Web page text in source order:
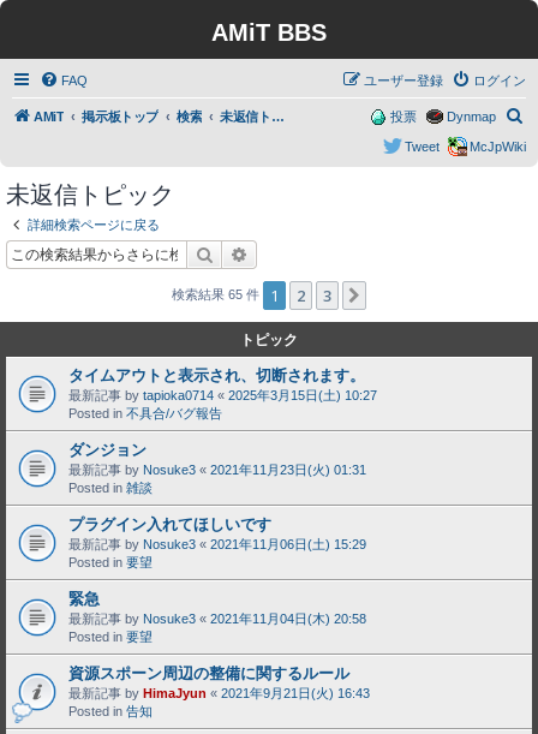
AMiT BBS
FAQ ログイン
ユーザー登録
AMiT 掲示板トップ 検索 未返信トピック
索
Dynmap
投票
McJpWiki
Tweet
未返信トピック
詳細検索ページに戻る
検索
検索結果 65 件 1 2 3
トピック
タイムアウトと表示され、切断されます。
最新記事 by tapioka0714 « 2025年3月15日(土) 10:27
Posted in 不具合/バグ報告
ダンジョン
最新記事 by Nosuke3 « 2021年11月23日(火) 01:31
Posted in 雑談
プラグイン入れてほしいです
最新記事 by Nosuke3 « 2021年11月06日(土) 15:29
Posted in 要望
緊急
最新記事 by Nosuke3 « 2021年11月04日(木) 20:58
Posted in 要望
資源スポーン周辺の整備に関するルール
最新記事 by HimaJyun « 2021年9月21日(火) 16:43
Posted in 告知